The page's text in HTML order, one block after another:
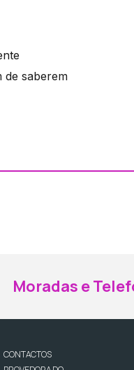
de saberem
aoao
Moradas e
CONTACTOS